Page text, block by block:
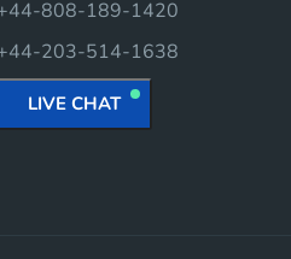
808-189-1420
203-514-1638
LIVE CHAT